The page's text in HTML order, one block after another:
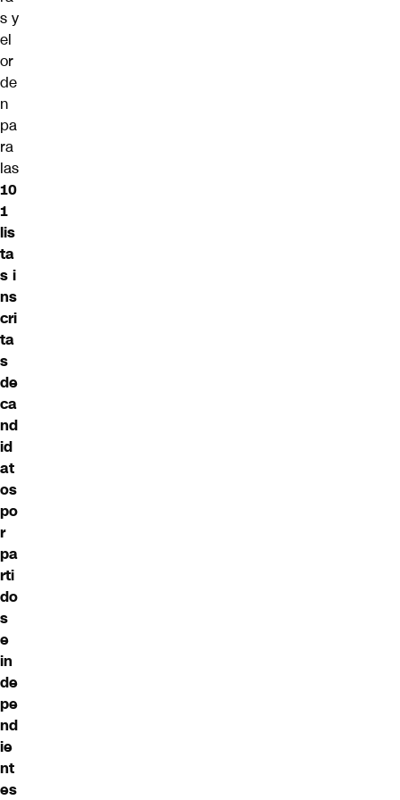
s y
el
or
de
n
pa
ra
las
10
1
lis
ta
s i
ns
cri
ta
s
de
ca
nd
id
at
os
po
r
pa
rti
do
s
e
in
de
pe
nd
ie
nt
es